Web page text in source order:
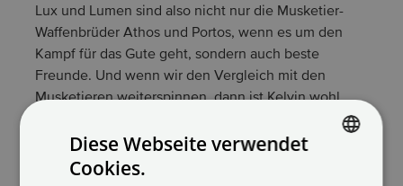
Lux und Lumen sind also nicht nur die Musketier-
Waffenbrüder Athos und Portos, wenn es um den
Kampf für das Gute geht, sondern auch beste
Freunde. Und wenn wir den Vergleich mit den
Musketieren weiterspinnen, dann ist Kelvin wohl
Lumen und Lux haben also mit der Helligkeit oder
Strahlkraft des Lichts zu tun. Kelvin bringt den
Diese Webseite verwendet
Cookies.